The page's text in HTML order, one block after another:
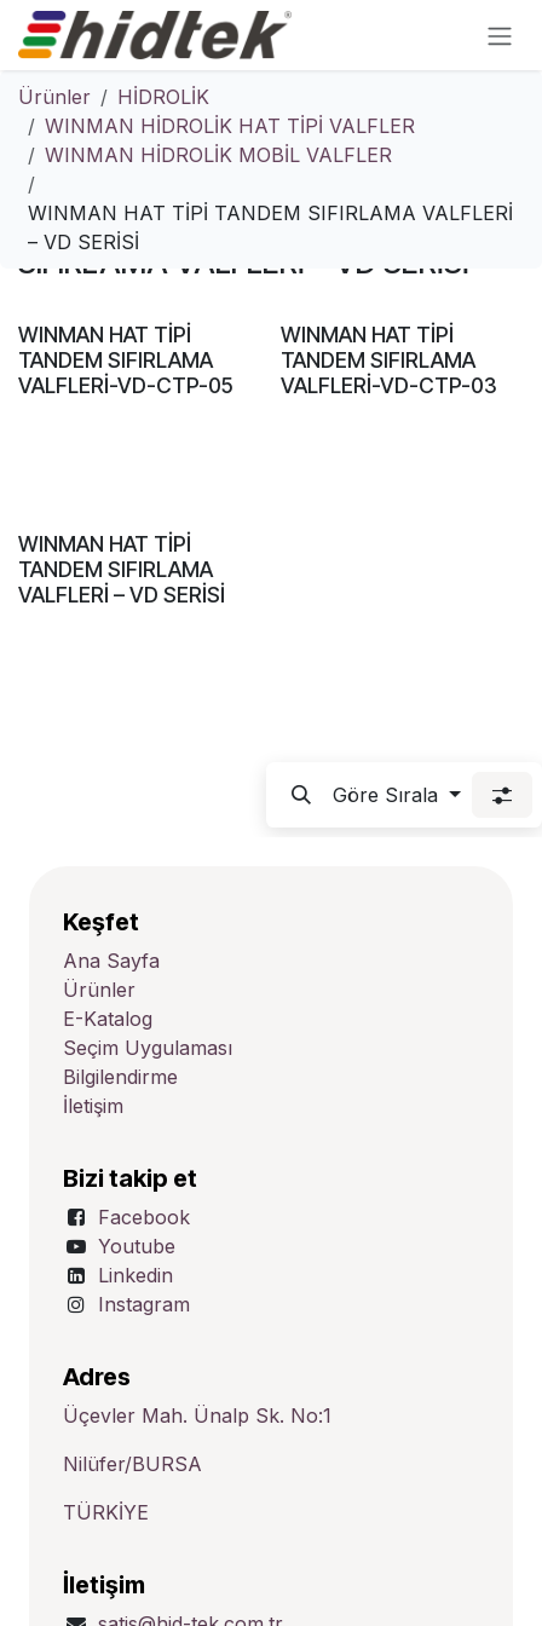
İçereği Atla
Ürünler
HİDROLİK
WINMAN HİDROLİK HAT TİPİ VALFLER
WINMAN HİDROLİK MOBİL VALFLER
WINMAN HAT TİPİ TANDEM SIFIRLAMA VALFLERİ
– VD SERİSİ
WINMAN HAT TİPİ TANDEM
SIFIRLAMA VALFLERİ – VD SERİSİ
WINMAN HAT TİPİ
TANDEM SIFIRLAMA
VALFLERİ-VD-CTP-05
WINMAN HAT TİPİ
TANDEM SIFIRLAMA
VALFLERİ-VD-CTP-03
WINMAN HAT TİPİ
TANDEM SIFIRLAMA
VALFLERİ – VD SERİSİ
Göre Sırala
Keşfet
Ana Sayfa
Ürünler
E-Katalog
Seçim Uygulaması
Bilgilendirme
İletişim
Bizi takip et
Facebook
Youtube
Linkedin
Instagram
Adres
Üçevler Mah. Ünalp Sk. No:1
Nilüfer/BURSA
TÜRKİYE
İletişim